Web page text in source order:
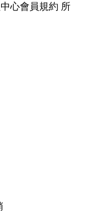
心會員規約 所